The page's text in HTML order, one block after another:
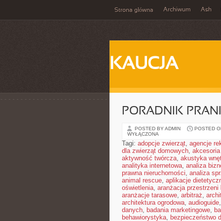
Strona główna Archiwum Ash
KAUCJA
PORADNIK
POSTED BY ADMIN POSTED
WYŁĄCZONA
Tagi: adopcje zwierząt, agencje
dla zwierząt domowych,
aktywność twórcza, akustyka
analityka internetowa, analiza
prawna nieruchomości, analiza
animal rescue, aplikacje
oświetlenia, aranżacja przestrzeni
aranżacje tarasowe, arbitraż,
architektura ogrodowa, audioguide,
danych, badania marketingowe,
behawiorystyka, bezpieczeństwo